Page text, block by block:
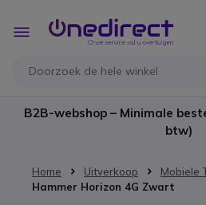
Toggle
Nav
B2B-webshop – Minimale
btw)
Home Uitverkoop
Mobiele
Hammer Horizon 4G Zwart